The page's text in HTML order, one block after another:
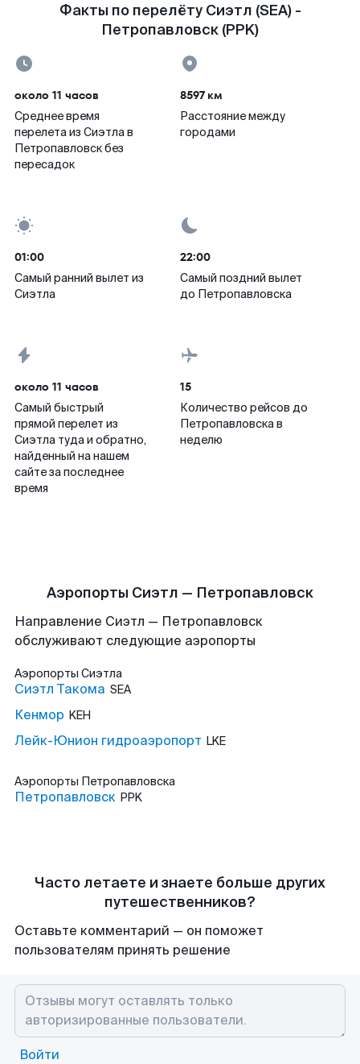
Факты по перелёту Сиэтл (SEA) -
Петропавловск (PPK)
около 11 часов
Среднее время
перелета из Сиэтла в
Петропавловск без
пересадок
8597 км
Расстояние между
городами
01:00
Самый ранний вылет из
Сиэтла
22:00
Самый поздний вылет
до Петропавловска
около 11 часов
Самый быстрый
прямой перелет из
Сиэтла туда и обратно,
найденный на нашем
сайте за последнее
время
15
Количество рейсов до
Петропавловска в
неделю
Аэропорты Сиэтл — Петропавловск
Направление Сиэтл — Петропавловск
обслуживают следующие аэропорты
Аэропорты Сиэтла
Сиэтл Такома SEA
Кенмор KEH
Лейк-Юнион гидроаэропорт LKE
Аэропорты Петропавловска
Петропавловск PPK
Часто летаете и знаете больше других
путешественников?
Оставьте комментарий — он поможет
пользователям принять решение
Войти